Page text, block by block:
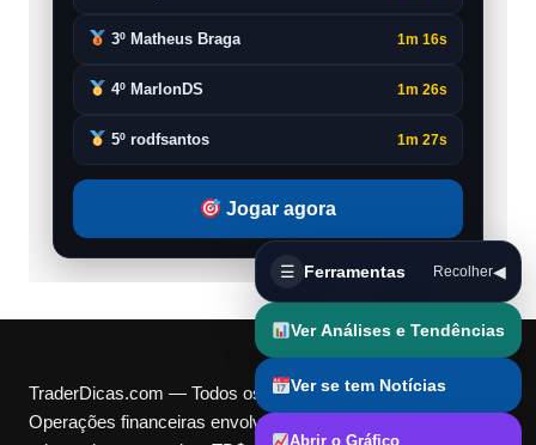
3º Matheus Braga 1m 16s
4º MarlonDS 1m 26s
5º rodfsantos 1m 27s
Jogar agora
TraderDicas.com — Todos os direitos reservados.
Operações financeiras envolvem riscos e podem não ser
☰ Ferramentas Recolher◀
Ver Análises e Tendências
Ver se tem Notícias
Abrir o Gráfico